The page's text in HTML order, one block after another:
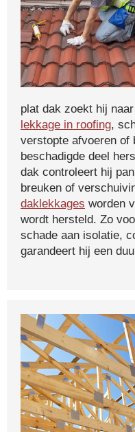
plat dak zoekt hij naar
lekkage in roofing,
verstopte afvoeren of
beschadigde deel
dak controleert hij
breuken of
daklekkages worden
wordt hersteld. Zo
schade aan isolatie,
garandeert hij een